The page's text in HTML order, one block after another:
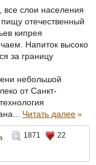
все слои населения
отечественный
кипрея
Напиток высоко
за границу
небольшой
от Санкт-
Читать далее»
1871
22